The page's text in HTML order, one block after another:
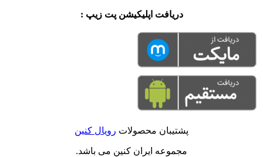
دریافت اپلیکیشن پت زیپ :
پشتیبان محصولات رویال کنین
مجموعه ایران کنین می باشد.